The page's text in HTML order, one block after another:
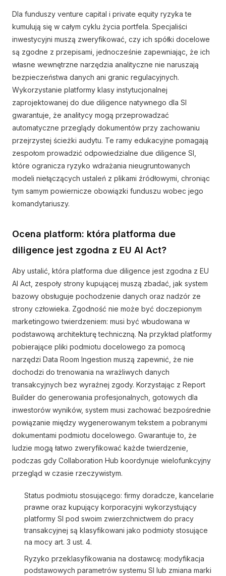
Dla funduszy venture capital i private equity ryzyka te
kumulują się w całym cyklu życia portfela. Specjaliści
inwestycyjni muszą zweryfikować, czy ich spółki docelowe
są zgodne z przepisami, jednocześnie zapewniając, że ich
własne wewnętrzne narzędzia analityczne nie naruszają
bezpieczeństwa danych ani granic regulacyjnych.
Wykorzystanie platformy klasy instytucjonalnej
zaprojektowanej do due diligence natywnego dla SI
gwarantuje, że analitycy mogą przeprowadzać
automatyczne przeglądy dokumentów przy zachowaniu
przejrzystej ścieżki audytu. Te ramy edukacyjne pomagają
zespołom prowadzić odpowiedzialne due diligence SI,
które ogranicza ryzyko wdrażania nieugruntowanych
modeli niełączących ustaleń z plikami źródłowymi, chroniąc
tym samym powiernicze obowiązki funduszu wobec jego
komandytariuszy.
Ocena platform: która platforma due
diligence jest zgodna z EU AI Act?
Aby ustalić, która platforma due diligence jest zgodna z EU
AI Act, zespoły strony kupującej muszą zbadać, jak system
bazowy obsługuje pochodzenie danych oraz nadzór ze
strony człowieka. Zgodność nie może być doczepionym
marketingowo twierdzeniem: musi być wbudowana w
podstawową architekturę techniczną. Na przykład platformy
pobierające pliki podmiotu docelowego za pomocą
narzędzi Data Room Ingestion muszą zapewnić, że nie
dochodzi do trenowania na wrażliwych danych
transakcyjnych bez wyraźnej zgody. Korzystając z Report
Builder do generowania profesjonalnych, gotowych dla
inwestorów wyników, system musi zachować bezpośrednie
powiązanie między wygenerowanym tekstem a pobranymi
dokumentami podmiotu docelowego. Gwarantuje to, że
ludzie mogą łatwo zweryfikować każde twierdzenie,
podczas gdy Collaboration Hub koordynuje wielofunkcyjny
przegląd w czasie rzeczywistym.
Status podmiotu stosującego: firmy doradcze, kancelarie
prawne oraz kupujący korporacyjni wykorzystujący
platformy SI pod swoim zwierzchnictwem do pracy
transakcyjnej są klasyfikowani jako podmioty stosujące
na mocy art. 3 ust. 4.
Ryzyko przeklasyfikowania na dostawcę: modyfikacja
podstawowych parametrów systemu SI lub zmiana marki